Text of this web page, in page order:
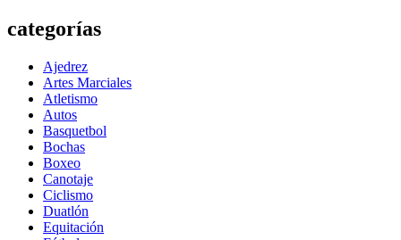
categorías
Ajedrez
Artes Marciales
Atletismo
Autos
Basquetbol
Bochas
Boxeo
Canotaje
Ciclismo
Duatlón
Equitación